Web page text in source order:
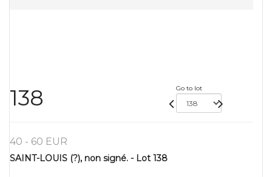
138 Go to lot
40 - 60 EUR
SAINT-LOUIS (?), non signé. - Lot 138